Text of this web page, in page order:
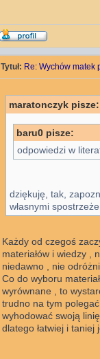
Tytuł: Re: Wychów matek
maratonczyk pisze:
baru0 pisze:
odpowiedzi w
dziękuję, tak,
własnymi
Każdy od czegoś
materiałów i wiedzy ,
niedawno , nie
Co do wyboru
wyrównane , to
trudno na tym
wyhodować swoją
dlatego łatwiej i taniej